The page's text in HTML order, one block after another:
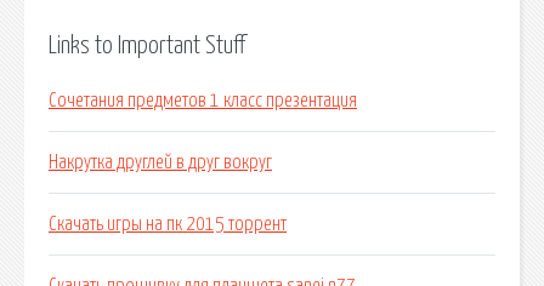
Links to Important Stuff
Сочетания предметов 1 класс презентация
Накрутка друглей в друг вокруг
Скачать игры на пк 2015 торрент